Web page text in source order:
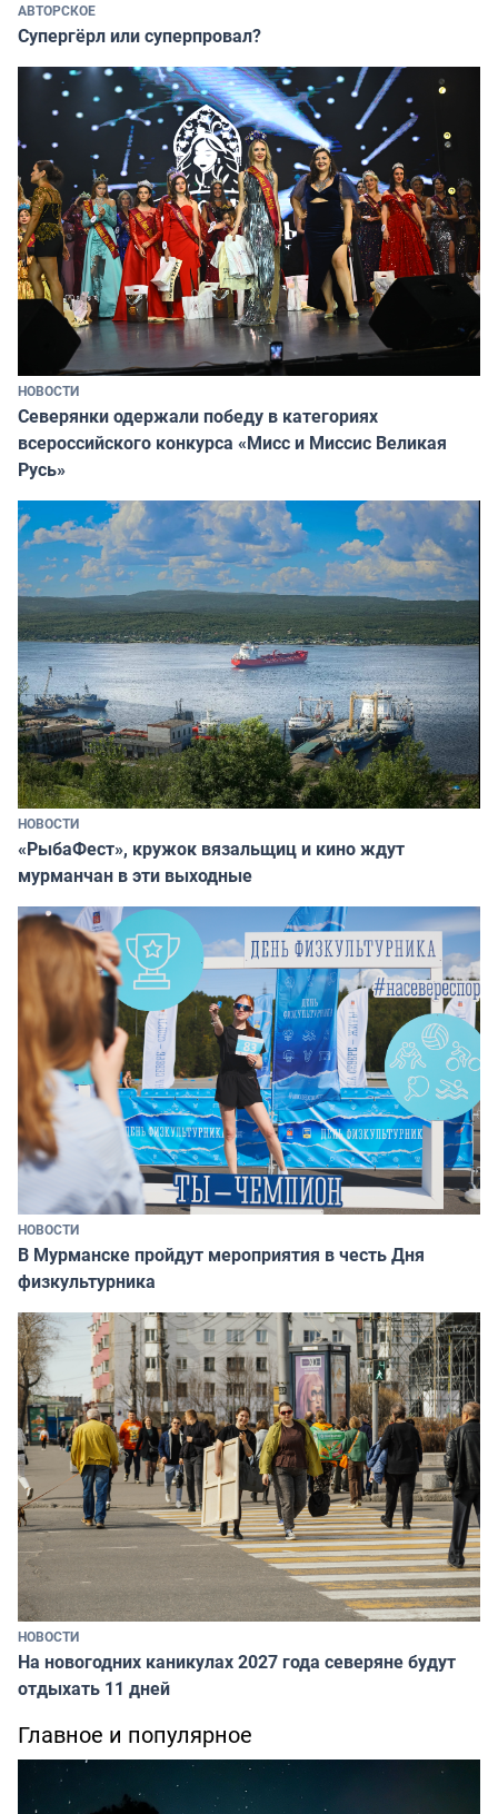
АВТОРСКОЕ
Супергёрл или суперпровал?
НОВОСТИ
Северянки одержали победу в категориях
всероссийского конкурса «Мисс и Миссис Великая
Русь»
НОВОСТИ
«РыбаФест», кружок вязальщиц и кино ждут
мурманчан в эти выходные
НОВОСТИ
В Мурманске пройдут мероприятия в честь Дня
физкультурника
НОВОСТИ
На новогодних каникулах 2027 года северяне будут
отдыхать 11 дней
Главное и популярное